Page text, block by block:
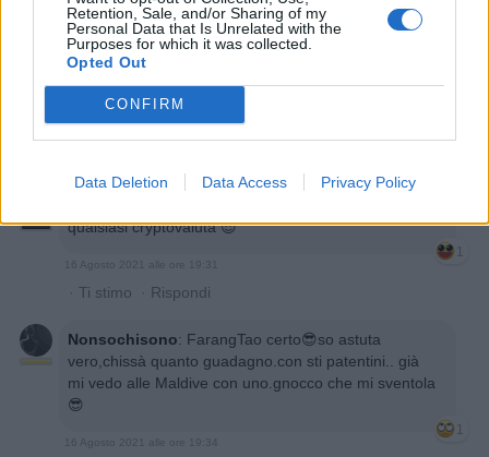
Retention, Sale, and/or Sharing of my
Personal Data that Is Unrelated with the
Purposes for which it was collected.
Opted Out
CONFIRM
Data Deletion Data Access Privacy Policy
qualsiasi cryptovaluta 😎
1
16 Agosto 2021 alle ore 19:31
· Ti stimo · Rispondi
Nonsochisono: FarangTao certo😎so astuta
vero,chissà quanto guadagno.con sti patentini.. già
mi vedo alle Maldive con uno.gnocco che mi sventola
😎
1
16 Agosto 2021 alle ore 19:34